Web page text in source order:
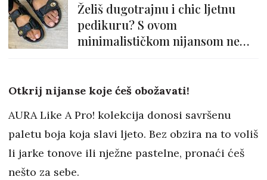
Želiš dugotrajnu i chic ljetnu
pedikuru? S ovom
minimalističkom nijansom ne
Otkrij nijanse koje ćeš obožavati!
AURA Like A Pro! kolekcija donosi savršenu
paletu boja koja slavi ljeto. Bez obzira na to voliš
li jarke tonove ili nježne pastelne, pronaći ćeš
nešto za sebe.